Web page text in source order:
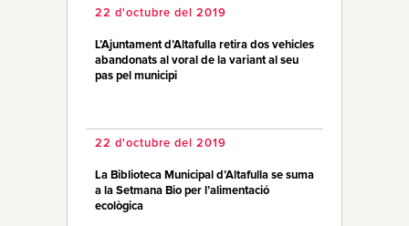
22 d'octubre del 2019
L’Ajuntament d’Altafulla retira dos vehicles
abandonats al voral de la variant al seu
pas pel municipi
22 d'octubre del 2019
La Biblioteca Municipal d’Altafulla se suma
a la Setmana Bio per l’alimentació
ecològica